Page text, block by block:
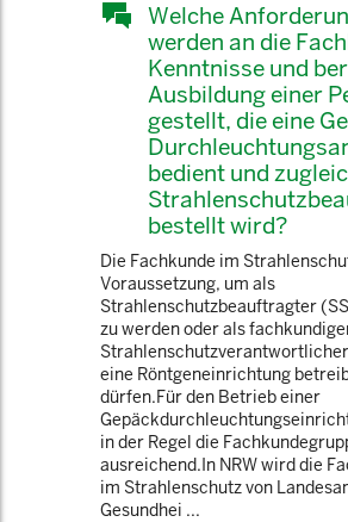
Welche
werden an die
Kenntnisse und
Ausbildung einer
gestellt, die eine
bedient und
bestellt wird?
Die Fachkunde im
Voraussetzung, um als
Strahlenschutzbeauftragter
zu werden oder als
Strahlenschutzverantwortlicher
eine Röntgeneinrichtung
dürfen.Für den Betrieb einer
in der Regel die
ausreichend.In NRW wird die
im Strahlenschutz von
Gesundhei ...